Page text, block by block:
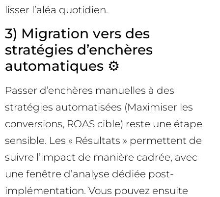
lisser l’aléa quotidien.
3) Migration vers des
stratégies d’enchères
automatiques ⚙️
Passer d’enchères manuelles à des
stratégies automatisées (Maximiser les
conversions, ROAS cible) reste une étape
sensible. Les « Résultats » permettent de
suivre l’impact de manière cadrée, avec
une fenêtre d’analyse dédiée post-
implémentation. Vous pouvez ensuite